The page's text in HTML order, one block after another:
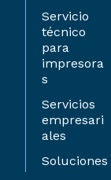
Servicio
técnico
para
impresora
s
Servicios
empresari
ales
Soluciones